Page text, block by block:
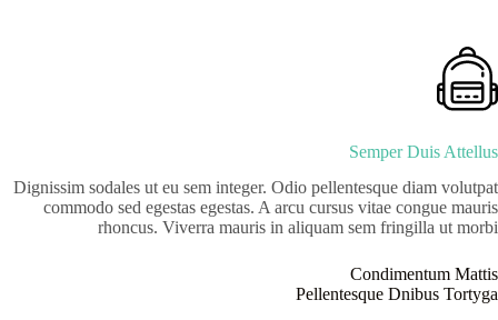
Semper Duis Attellus
Dignissim sodales ut eu sem integer. Odio pellentesque diam volutpat
commodo sed egestas egestas. A arcu cursus vitae congue mauris
rhoncus. Viverra mauris in aliquam sem fringilla ut morbi
Condimentum Mattis
Pellentesque Dnibus Tortyga